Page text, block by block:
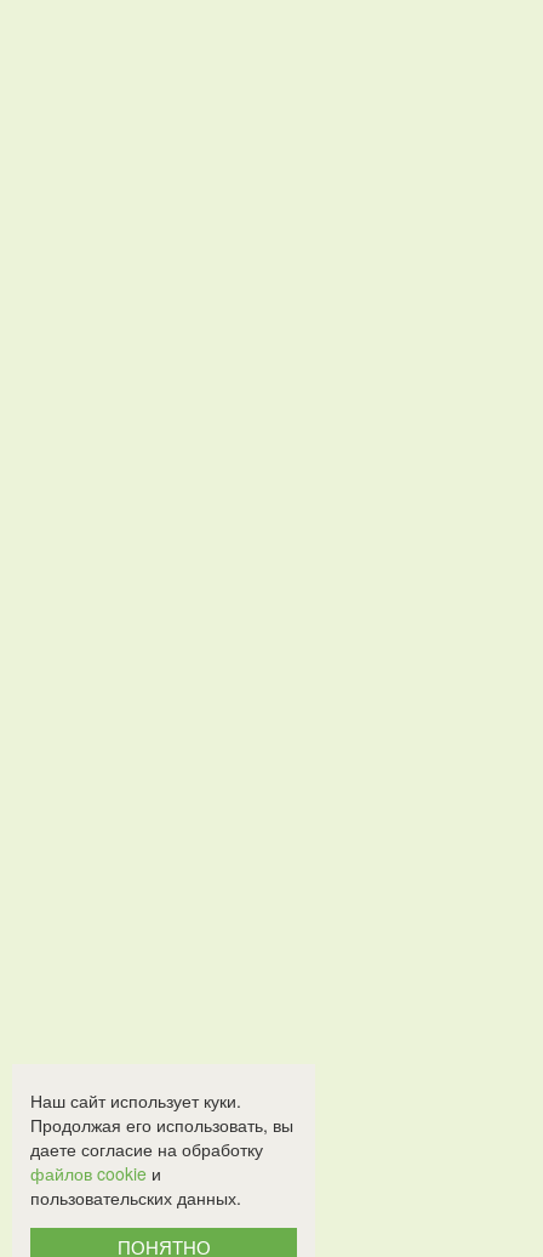
Наш сайт использует куки.
Продолжая его использовать, вы
даете согласие на обработку
файлов cookie и
пользовательских данных.
ПОНЯТНО